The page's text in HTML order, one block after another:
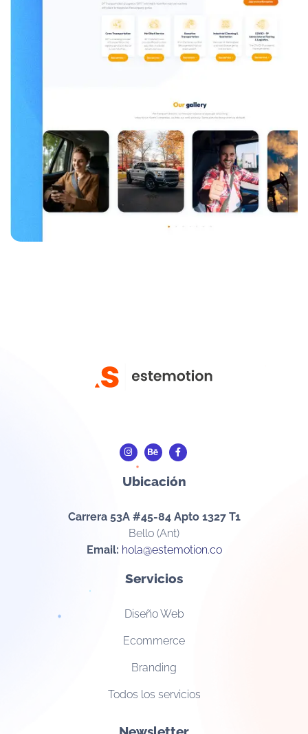
Ubicación
Carrera 53A #45-84 Apto 1327 T1
Bello (Ant)
Email: hola@estemotion.co
Servicios
Diseño Web
Ecommerce
Branding
Todos los servicios